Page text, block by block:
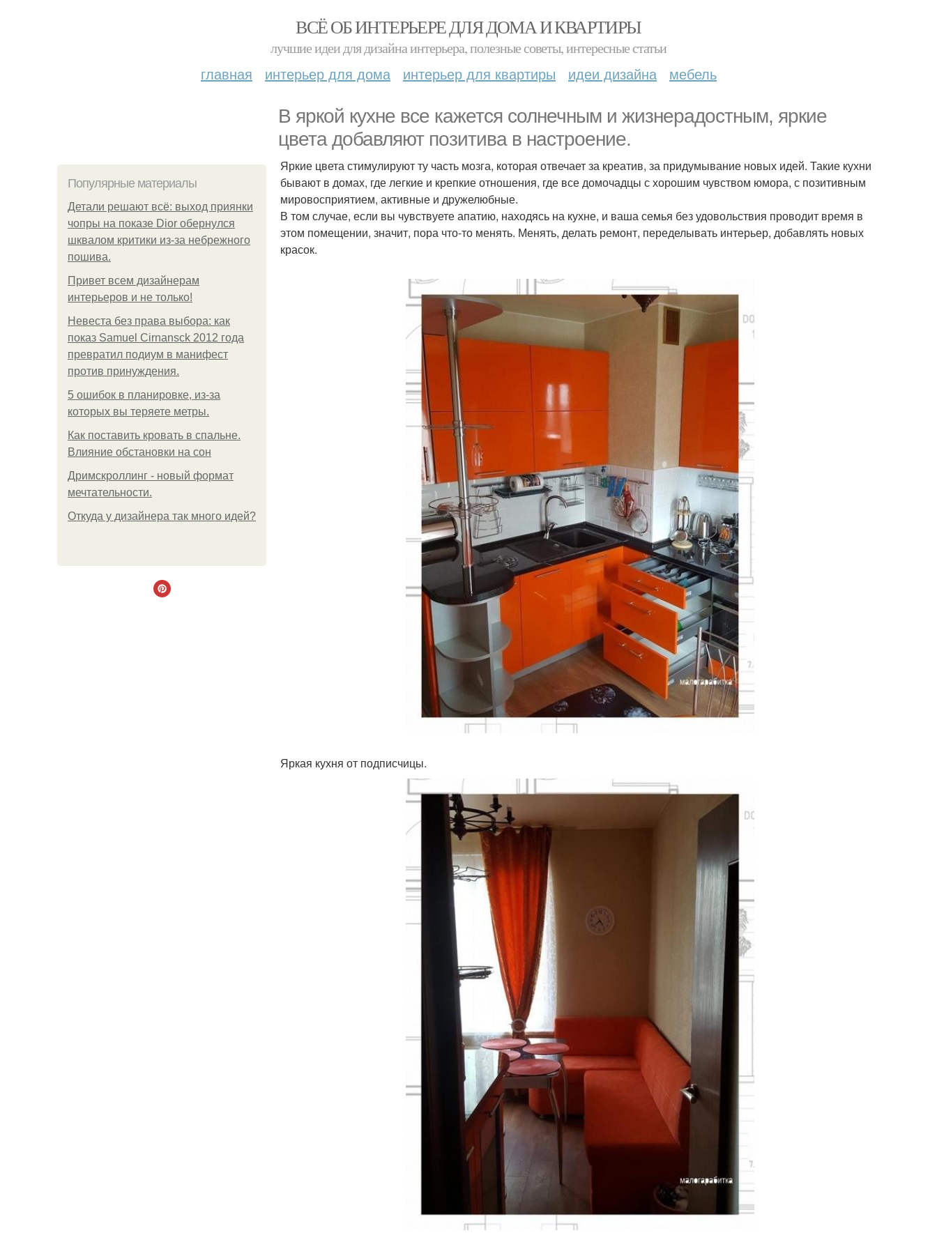
ВСЁ ОБ ИНТЕРЬЕРЕ ДЛЯ ДОМА И КВАРТИРЫ
лучшие идеи для дизайна интерьера, полезные советы, интересные статьи
главная интерьер для дома интерьер для квартиры идеи дизайна мебель
В яркой кухне все кажется солнечным и жизнерадостным, яркие
цвета добавляют позитива в настроение.
Популярные материалы
Детали решают всё: выход приянки
чопры на показе Dior обернулся
шквалом критики из-за небрежного
пошива.
Привет всем дизайнерам
интерьеров и не только!
Невеста без права выбора: как
показ Samuel Cirnansck 2012 года
превратил подиум в манифест
против принуждения.
5 ошибок в планировке, из-за
которых вы теряете метры.
Как поставить кровать в спальне.
Влияние обстановки на сон
Дримскроллинг - новый формат
мечтательности.
Откуда у дизайнера так много идей?
Яркие цвета стимулируют ту часть мозга, которая отвечает за креатив, за придумывание новых идей. Такие кухни
бывают в домах, где легкие и крепкие отношения, где все домочадцы с хорошим чувством юмора, с позитивным
мировосприятием, активные и дружелюбные.
В том случае, если вы чувствуете апатию, находясь на кухне, и ваша семья без удовольствия проводит время в
этом помещении, значит, пора что-то менять. Менять, делать ремонт, переделывать интерьер, добавлять новых
красок.
Яркая кухня от подписчицы.